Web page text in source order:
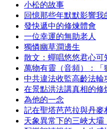
小松的故事
回憶那些年默默影響我
發快遞中的修煉體會
一位幸運的無助老人
獨憐幽草澗邊生
散文：蟬唱悠悠君心可
萬物有靈（音頻）：「
中共違法收監高齡法輪
在景點洪法講真相的修
為他的一念
記在聖塔芭芭拉與丹麥
天象異常下的三峽大